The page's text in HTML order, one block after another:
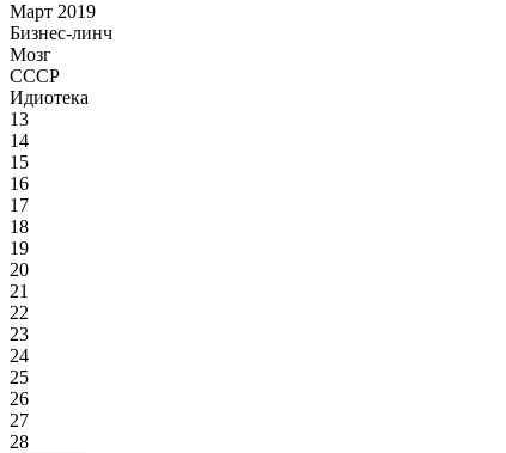
Март 2019
Бизнес-линч
Мозг
СССР
Идиотека
13
14
15
16
17
18
19
20
21
22
23
24
25
26
27
28